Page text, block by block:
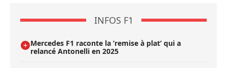
INFOS F1
Mercedes F1 raconte la ’remise à plat’ qui a
relancé Antonelli en 2025